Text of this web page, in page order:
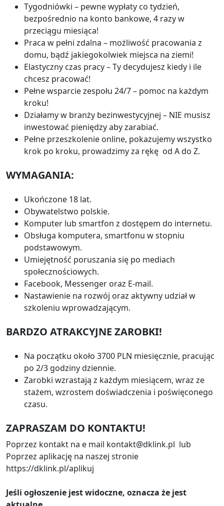
Tygodniówki – pewne wypłaty co tydzień,
bezpośrednio na konto bankowe, 4 razy w
przeciągu miesiąca!
Praca w pełni zdalna – możliwość pracowania z
domu, bądź jakiegokolwiek miejsca na ziemi!
Elastyczny czas pracy – Ty decydujesz kiedy i ile
chcesz pracować!
Pełne wsparcie zespołu 24/7 – pomoc na każdym
kroku!
Działamy w branży bezinwestycyjnej – NIE musisz
inwestować pieniędzy aby zarabiać.
Pełne przeszkolenie online, pokazujemy wszystko
krok po kroku, prowadzimy za rękę od A do Z.
WYMAGANIA:
Ukończone 18 lat.
Obywatelstwo polskie.
Komputer lub smartfon z dostępem do internetu.
Obsługa komputera, smartfonu w stopniu
podstawowym.
Umiejętność poruszania się po mediach
społecznościowych.
Facebook, Messenger oraz E-mail.
Nastawienie na rozwój oraz aktywny udział w
szkoleniu wprowadzającym.
BARDZO ATRAKCYJNE ZAROBKI!
Na początku około 3700 PLN miesięcznie, pracując
po 2/3 godziny dziennie.
Zarobki wzrastają z każdym miesiącem, wraz ze
stażem, wzrostem doświadczenia i poświęconego
czasu.
ZAPRASZAM DO KONTAKTU!
Poprzez kontakt na e mail kontakt@dklink.pl lub
Poprzez aplikację na naszej stronie
https://dklink.pl/aplikuj
Jeśli ogłoszenie jest widoczne, oznacza że jest